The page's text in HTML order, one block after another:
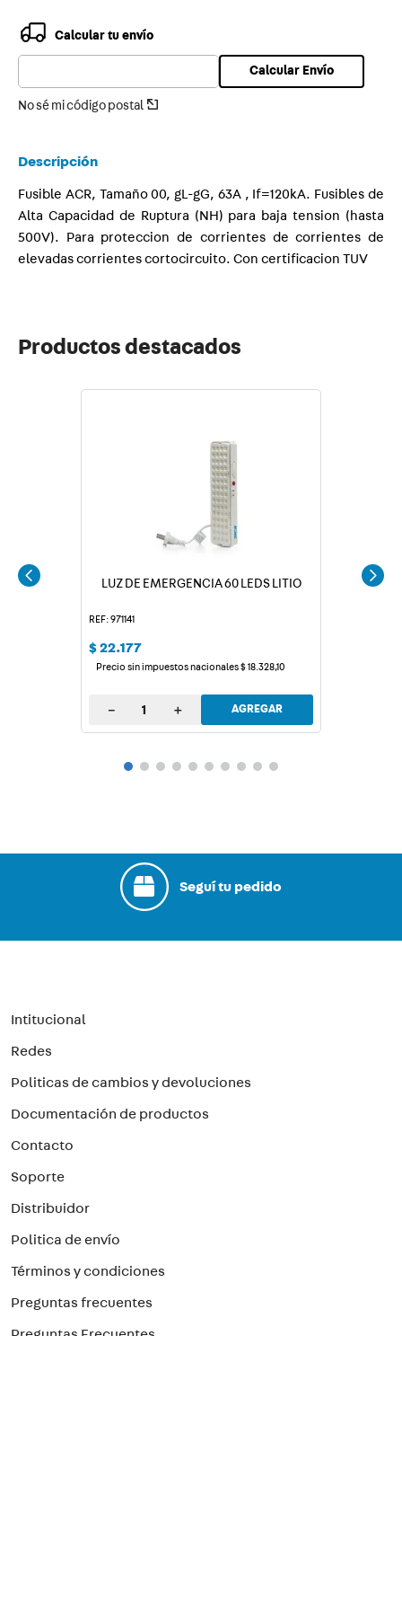
Calcular tu envío
No sé mi código postal
Calcular Envío
Descripción
Fusible ACR, Tamaño 00, gL-gG, 63A , If=120kA. Fusibles de
Alta Capacidad de Ruptura (NH) para baja tension (hasta
500V). Para proteccion de corrientes de corrientes de
elevadas corrientes cortocircuito. Con certificacion TUV
Productos destacados
LUZ DE EMERGENCIA 60 LEDS LITIO
REF: 971141
$22.177
Precio sin impuestos nacionales$18 328,10
＋
－ AGREGAR
Seguí tu pedido
Intitucional
Redes
Politicas de cambios y devoluciones
Documentación de productos
Contacto
Soporte
Distribuidor
Politica de envío
Términos y condiciones
Preguntas frecuentes
Preguntas Frecuentes
9.
10. termica